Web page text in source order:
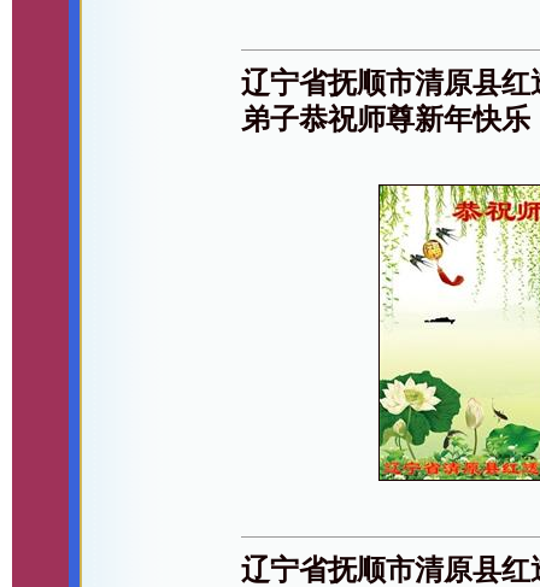
辽宁省抚顺市清原县
弟子恭祝师尊新年快乐
辽宁省抚顺市清原县